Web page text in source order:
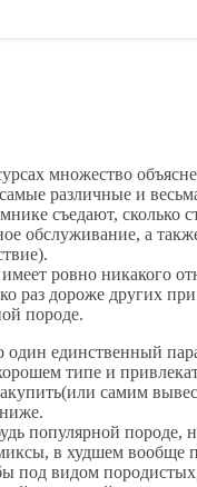
множество
различные и
съедают,
обслуживание, а
ровно никакого
раз дороже других
породе.
один единственный
типе и
(или самим
популярной
в худшем вообще
под видом